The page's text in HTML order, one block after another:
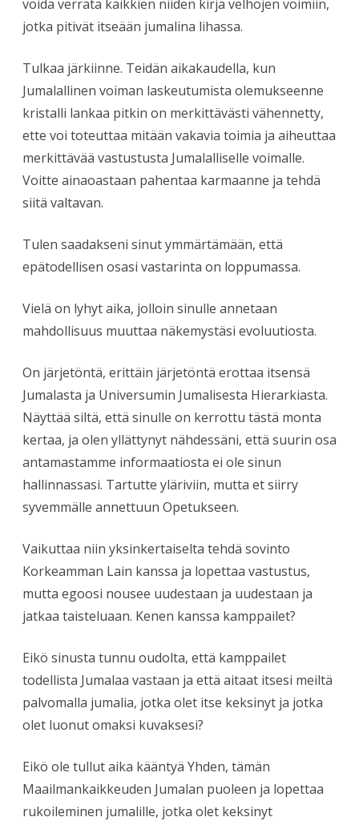
voida verrata kaikkien niiden kirja velhojen voimiin,
jotka pitivät itseään jumalina lihassa.
Tulkaa järkiinne. Teidän aikakaudella, kun
Jumalallinen voiman laskeutumista olemukseenne
kristalli lankaa pitkin on merkittävästi vähennetty,
ette voi toteuttaa mitään vakavia toimia ja aiheuttaa
merkittävää vastustusta Jumalalliselle voimalle.
Voitte ainaoastaan pahentaa karmaanne ja tehdä
siitä valtavan.
Tulen saadakseni sinut ymmärtämään, että
epätodellisen osasi vastarinta on loppumassa.
Vielä on lyhyt aika, jolloin sinulle annetaan
mahdollisuus muuttaa näkemystäsi evoluutiosta.
On järjetöntä, erittäin järjetöntä erottaa itsensä
Jumalasta ja Universumin Jumalisesta Hierarkiasta.
Näyttää siltä, että sinulle on kerrottu tästä monta
kertaa, ja olen yllättynyt nähdessäni, että suurin osa
antamastamme informaatiosta ei ole sinun
hallinnassasi. Tartutte yläriviin, mutta et siirry
syvemmälle annettuun Opetukseen.
Vaikuttaa niin yksinkertaiselta tehdä sovinto
Korkeamman Lain kanssa ja lopettaa vastustus,
mutta egoosi nousee uudestaan ja uudestaan ja
jatkaa taisteluaan. Kenen kanssa kamppailet?
Eikö sinusta tunnu oudolta, että kamppailet
todellista Jumalaa vastaan ja että aitaat itsesi meiltä
palvomalla jumalia, jotka olet itse keksinyt ja jotka
olet luonut omaksi kuvaksesi?
Eikö ole tullut aika kääntyä Yhden, tämän
Maailmankaikkeuden Jumalan puoleen ja lopettaa
rukoileminen jumalille, jotka olet keksinyt